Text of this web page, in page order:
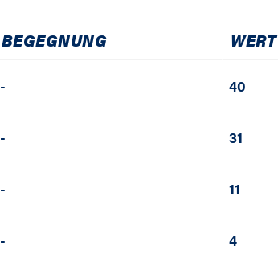
BEGEGNUNG WERT
- 40
- 31
- 11
- 4